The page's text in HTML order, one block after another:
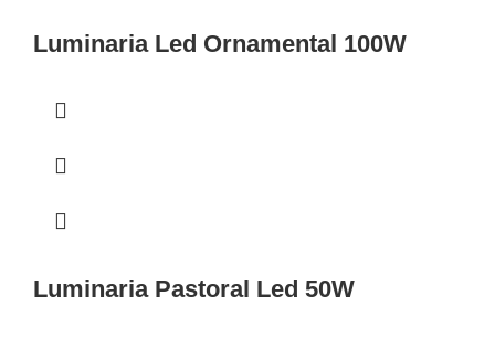
Luminaria Led Ornamental 100W
Luminaria Pastoral Led 50W